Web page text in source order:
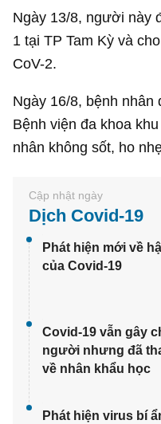
Ngày 13/8, người này
1 tại TP Tam Kỳ và
CoV-2.
Ngày 16/8, bệnh
Bệnh viện đa khoa
nhân không sốt, ho
Dịch Covid-19
Phát hiện mới về
của Covid-19
Covid-19 vẫn gây
người nhưng đã
về nhân khẩu học
Phát hiện virus bí